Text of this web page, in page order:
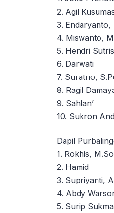
2. Agil
3. Endaryanto,
4. Miswanto,
5. Hendri
6. Darwati
7. Suratno,
8. Ragil
9. Sahlan’
10. Sukron
Dapil
1. Rokhis,
2. Hamid
3. Supriyanti,
4. Abdy
5. Surip